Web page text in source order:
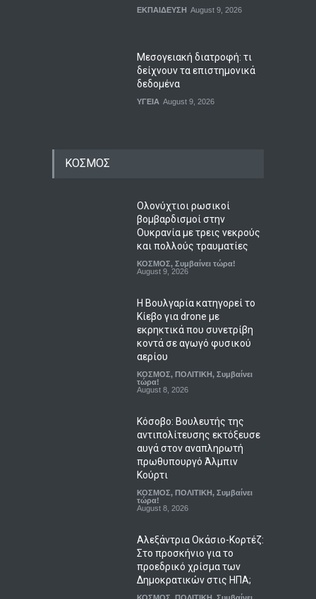
ΕΚΠΑΙΔΕΥΣΗ August 9, 2026
Μεσογειακή διατροφή: τι
δείχνουν τα επιστημονικά
δεδομένα
ΥΓΕΙΑ August 9, 2026
ΚΟΣΜΟΣ
Ολονύχτιοι ρωσικοί
βομβαρδισμοί στην
Ουκρανία με τρεις νεκρούς
και πολλούς τραυματίες
ΚΟΣΜΟΣ, Συμβαίνει τώρα!
August 9, 2026
Η Βουλγαρία κατηγορεί το
Κίεβο για drone με
εκρηκτικά που συνετρίβη
κοντά σε αγωγό φυσικού
αερίου
ΚΟΣΜΟΣ, ΠΟΛΙΤΙΚΗ, Συμβαίνει
τώρα!
August 8, 2026
Κόσοβο: Βουλευτής της
αντιπολίτευσης εκτόξευσε
αυγά στον αναπληρωτή
πρωθυπουργό Άλμπιν
Κούρτι
ΚΟΣΜΟΣ, ΠΟΛΙΤΙΚΗ, Συμβαίνει
τώρα!
August 8, 2026
Αλεξάντρια Οκάσιο-Κορτέζ:
Στο προσκήνιο για το
προεδρικό χρίσμα των
Δημοκρατικών στις ΗΠΑ;